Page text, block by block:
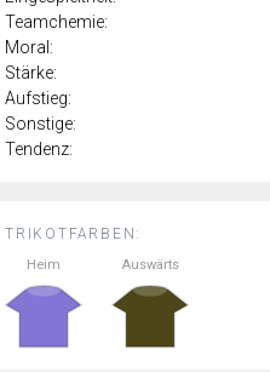
TRIKOTFARBEN:
Heim Auswärts
Teamchemie:
Moral:
Stärke:
Aufstieg:
Sonstige:
Tendenz: